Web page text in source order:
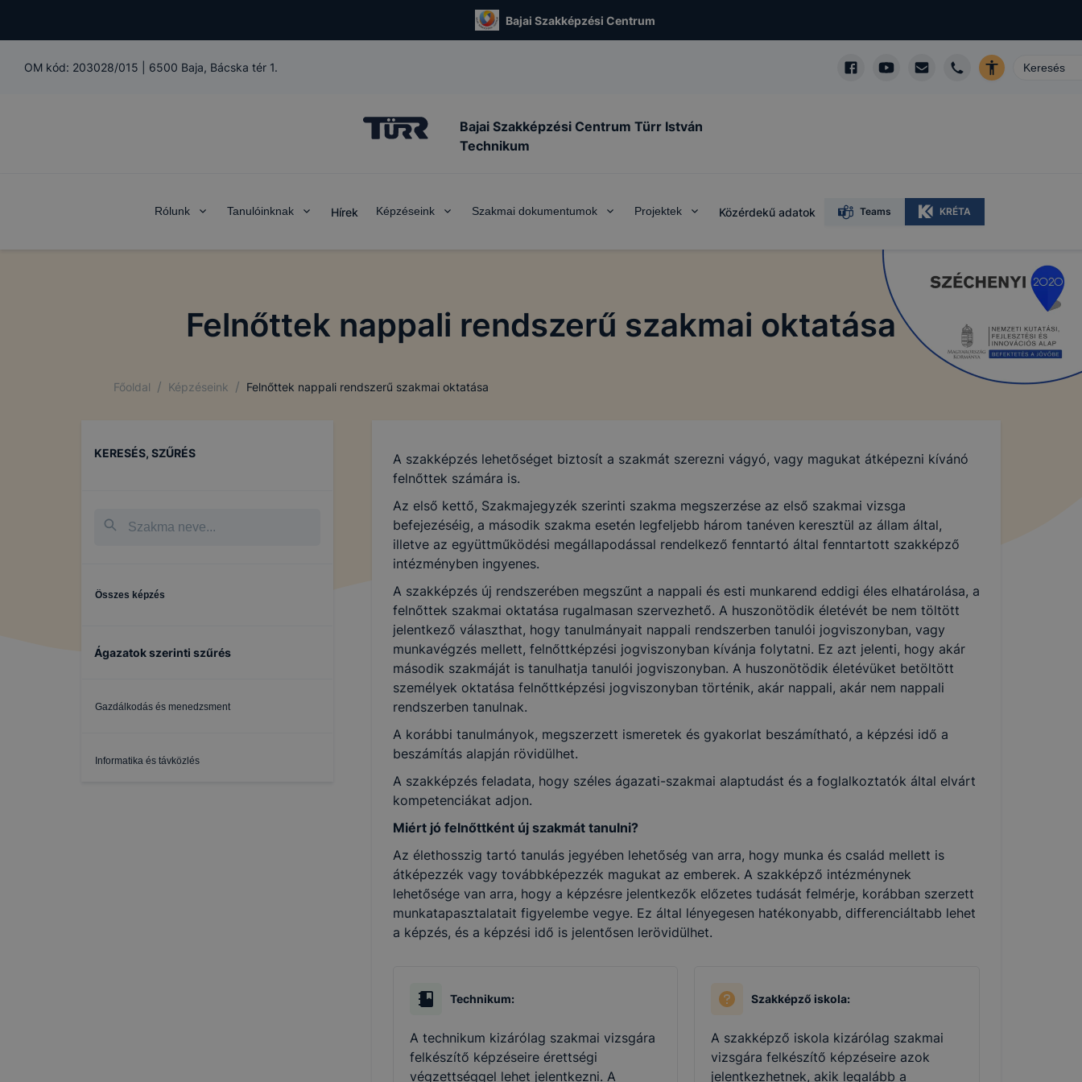
Bajai Szakképzési Centrum
OM kód: 203028/015 6500 Baja, Bácska tér 1.
Bajai Szakképzési Centrum Türr István
Technikum
Rólunk Tanulóinknak Hírek Képzéseink Szakmai dokumentumok Projektek Közérdekű adatok Teams KRÉTA
Felnőttek nappali rendszerű szakmai oktatása
Főoldal / Képzéseink / Felnőttek nappali rendszerű szakmai oktatása
KERESÉS, SZŰRÉS
Összes képzés
Ágazatok szerinti szűrés
Gazdálkodás és menedzsment
Informatika és távközlés
A szakképzés lehetőséget biztosít a szakmát szerezni vágyó, vagy magukat átképezni kívánó
felnőttek számára is.
Az első kettő, Szakmajegyzék szerinti szakma megszerzése az első szakmai vizsga
befejezéséig, a második szakma esetén legfeljebb három tanéven keresztül az állam által,
illetve az együttműködési megállapodással rendelkező fenntartó által fenntartott szakképző
intézményben ingyenes.
A szakképzés új rendszerében megszűnt a nappali és esti munkarend eddigi éles elhatárolása, a
felnőttek szakmai oktatása rugalmasan szervezhető. A huszonötödik életévét be nem töltött
jelentkező választhat, hogy tanulmányait nappali rendszerben tanulói jogviszonyban, vagy
munkavégzés mellett, felnőttképzési jogviszonyban kívánja folytatni. Ez azt jelenti, hogy akár
második szakmáját is tanulhatja tanulói jogviszonyban. A huszonötödik életévüket betöltött
személyek oktatása felnőttképzési jogviszonyban történik, akár nappali, akár nem nappali
rendszerben tanulnak.
A korábbi tanulmányok, megszerzett ismeretek és gyakorlat beszámítható, a képzési idő a
beszámítás alapján rövidülhet.
A szakképzés feladata, hogy széles ágazati-szakmai alaptudást és a foglalkoztatók által elvárt
kompetenciákat adjon.
Miért jó felnőttként új szakmát tanulni?
Az élethosszig tartó tanulás jegyében lehetőség van arra, hogy munka és család mellett is
átképezzék vagy továbbképezzék magukat az emberek. A szakképző intézménynek
lehetősége van arra, hogy a képzésre jelentkezők előzetes tudását felmérje, korábban szerzett
munkatapasztalatait figyelembe vegye. Ez által lényegesen hatékonyabb, differenciáltabb lehet
a képzés, és a képzési idő is jelentősen lerövidülhet.
Technikum:
A technikum kizárólag szakmai vizsgára
felkészítő képzéseire érettségi
végzettséggel lehet jelentkezni. A
Szakképző iskola:
A szakképző iskola kizárólag szakmai
vizsgára felkészítő képzéseire azok
jelentkezhetnek, akik legalább a
A Bajai Szakképzési Centrum Türr István Technikum a www.turr.hu alá tartozó domain(ek) alatt működő honlapon cookie-kat
Mi az a cookie?
A cookie egy kis fájl, amely akkor kerül a számítógépre, amikor Ön egy webhelyet látogat meg. A cookie-k számtalan
rendelkeznek. Többek között információt gyűjtenek, megjegyzik a látogató egyéni beállításait és általánosságban
A cookie-kal weboldalunk nem gyűjt és nem tárol személyes azonosításra alkalmas adatokat. Így ezek a cookiek nem tudják
Az Bajai Szakképzési Centrum Türr István Technikum a cookie-kat a következő célokból használja:
➢ információ gyűjtése azzal kapcsolatban, hogyan használja Ön a honlapot - annak felmérésével, hogy a honlap melyik
vagy használja leginkább, így megtudhatjuk, hogyan biztosítsunk Önnek még jobb felhasználói élményt, ha ismét
➢ honlap fejlesztése.